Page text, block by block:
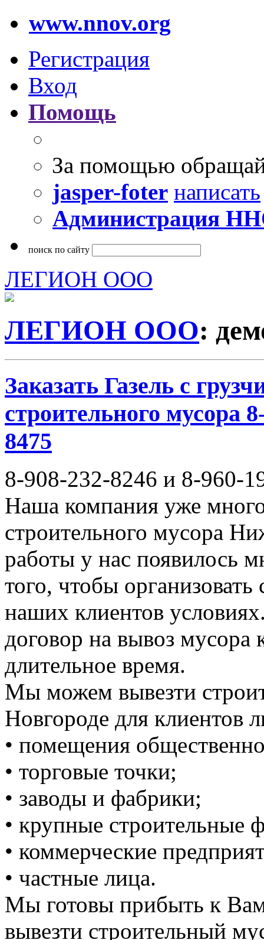
www.nnov.org
Регистрация
Вход
Помощь
За помощью
jasper-foter написать
Администрация
поиск по сайту
ЛЕГИОН ООО
ЛЕГИОН ООО:
Заказать Газель с
строительного мусора
8475
8-908-232-8246 и 8-960-
Наша компания уже много
строительного мусора
работы у нас появилось
того, чтобы
наших клиентов
договор на вывоз мусора
длительное время.
Мы можем вывезти
Новгороде для клиентов
• помещения
• торговые точки;
• заводы и фабрики;
• крупные строительные
• коммерческие
• частные лица.
Мы готовы прибыть к
вывезти строительный